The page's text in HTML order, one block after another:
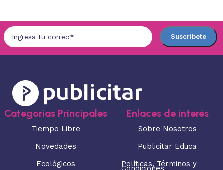
Categorias Principales
Tiempo Libre
Novedades
Ecológicos
Enlaces de interés
Sobre Nosotros
Publicitar Educa
Políticas, Términos y
Condiciones